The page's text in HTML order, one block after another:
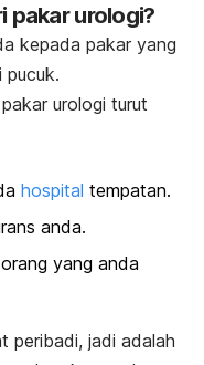
pakar urologi?
kepada pakar yang
pucuk.
urologi turut
hospital tempatan.
anda.
yang anda
peribadi, jadi adalah